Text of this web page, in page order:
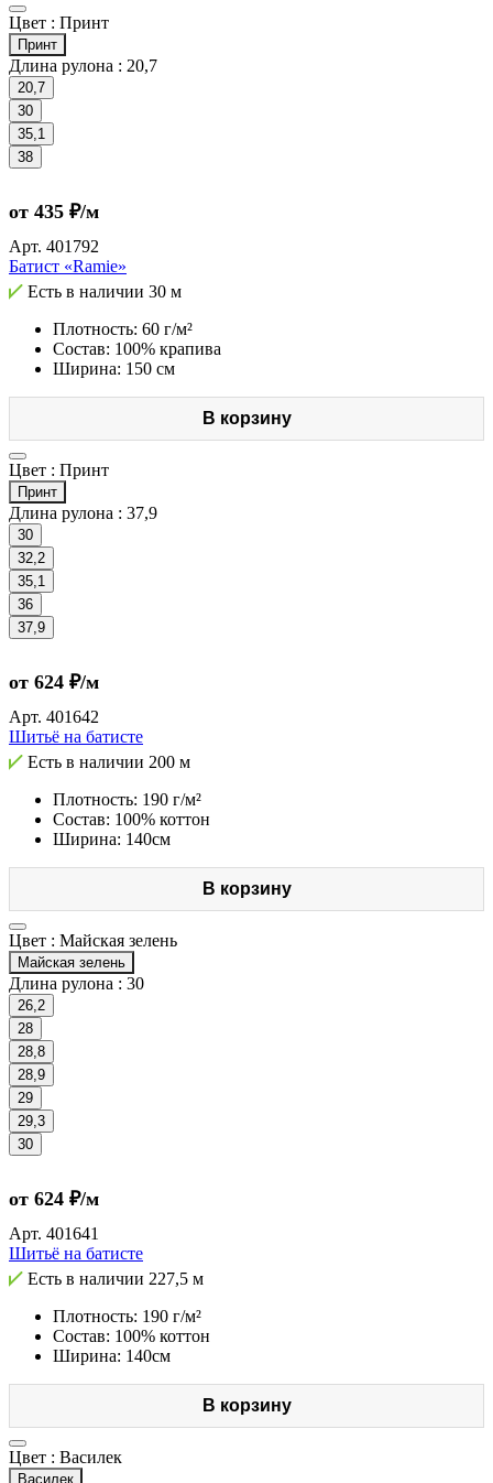
Цвет : Принт
Принт
Длина рулона : 20,7
20,7
30
35,1
38
от 435 ₽/м
Арт. 401792
Батист «Ramie»
Есть в наличии 30 м
Плотность: 60 г/м²
Состав: 100% крапива
Ширина: 150 см
В корзину
Цвет : Принт
Принт
Длина рулона : 37,9
30
32,2
35,1
36
37,9
от 624 ₽/м
Арт. 401642
Шитьё на батисте
Есть в наличии 200 м
Плотность: 190 г/м²
Состав: 100% коттон
Ширина: 140см
В корзину
Цвет : Майская зелень
Майская зелень
Длина рулона : 30
26,2
28
28,8
28,9
29
29,3
30
от 624 ₽/м
Арт. 401641
Шитьё на батисте
Есть в наличии 227,5 м
Плотность: 190 г/м²
Состав: 100% коттон
Ширина: 140см
В корзину
Цвет : Василек
Василек